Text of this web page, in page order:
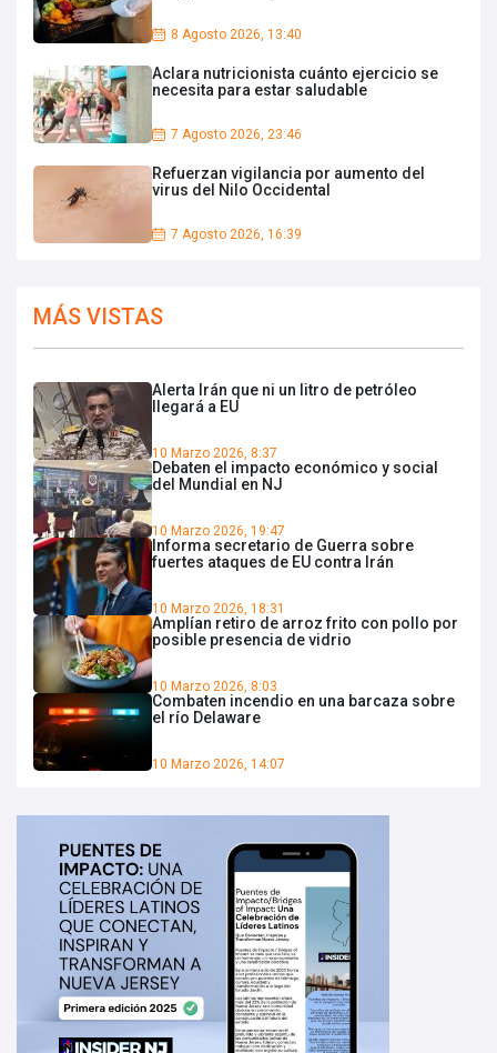
8 Agosto 2026, 13:40
Aclara nutricionista cuánto ejercicio se
necesita para estar saludable
7 Agosto 2026, 23:46
Refuerzan vigilancia por aumento del
virus del Nilo Occidental
7 Agosto 2026, 16:39
MÁS VISTAS
Alerta Irán que ni un litro de petróleo
llegará a EU
10 Marzo 2026, 8:37
Debaten el impacto económico y social
del Mundial en NJ
10 Marzo 2026, 19:47
Informa secretario de Guerra sobre
fuertes ataques de EU contra Irán
10 Marzo 2026, 18:31
Amplían retiro de arroz frito con pollo por
posible presencia de vidrio
10 Marzo 2026, 8:03
Combaten incendio en una barcaza sobre
el río Delaware
10 Marzo 2026, 14:07